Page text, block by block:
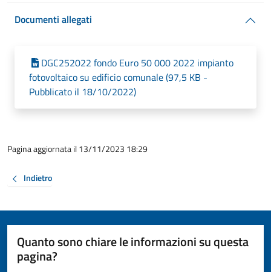
Documenti allegati
DGC252022 fondo Euro 50 000 2022 impianto
fotovoltaico su edificio comunale (97,5 KB -
Pubblicato il 18/10/2022)
Pagina aggiornata il 13/11/2023 18:29
Indietro
Quanto sono chiare le informazioni su questa
pagina?